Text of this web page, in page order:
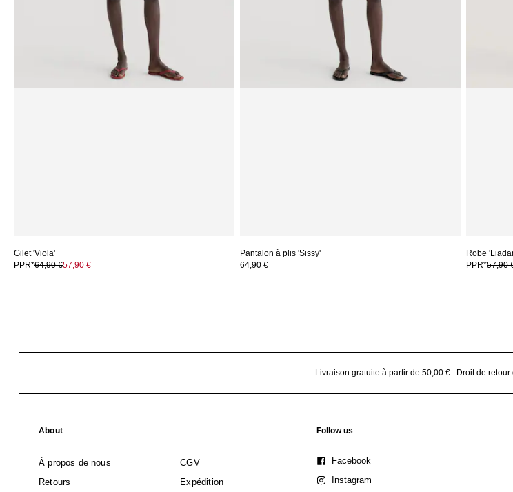
Gilet 'Viola'
PPR*64,90 €57,90 €
Pantalon à plis 'Sissy'
64,90 €
Robe
PPR*57,90
Livraison gratuite à partir de 50,00 € Droit de
About
À propos de nous
CGV
Retours
Expédition
Follow us
Facebook
Instagram